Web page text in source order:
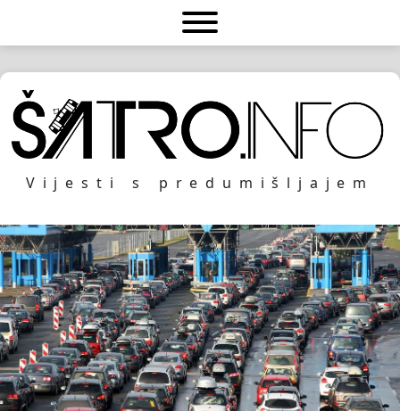
Vijesti s predumišljajem